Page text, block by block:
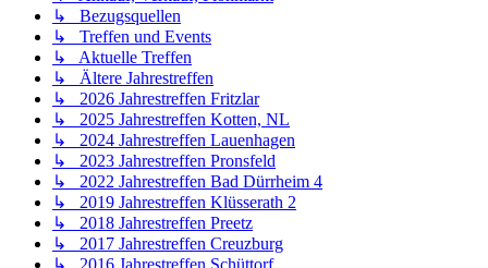
↳ Bezugsquellen
↳ Treffen und Events
↳ Aktuelle Treffen
↳ Ältere Jahrestreffen
↳ 2026 Jahrestreffen Fritzlar
↳ 2025 Jahrestreffen Kotten, NL
↳ 2024 Jahrestreffen Lauenhagen
↳ 2023 Jahrestreffen Pronsfeld
↳ 2022 Jahrestreffen Bad Dürrheim 4
↳ 2019 Jahrestreffen Klüsserath 2
↳ 2018 Jahrestreffen Preetz
↳ 2017 Jahrestreffen Creuzburg